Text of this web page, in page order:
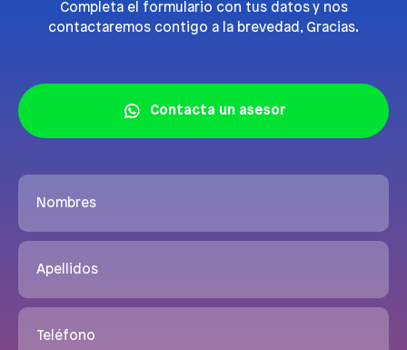
Completa el formulario con tus datos y nos
contactaremos contigo a la brevedad, Gracias.
Contacta un asesor
Nombres
Apellidos
Teléfono